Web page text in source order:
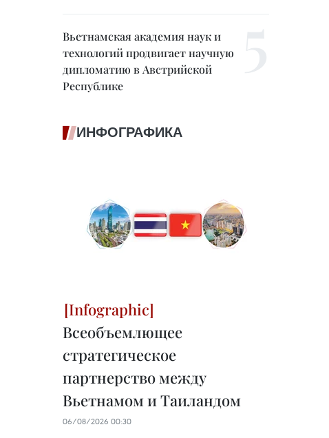
Вьетнамская академия наук и
технологий продвигает научную
дипломатию в Австрийской
Республике
ИНФОГРАФИКА
Всеобъемлющее
стратегическое
партнерство между
Вьетнамом и Таиландом
06/08/2026 00:30